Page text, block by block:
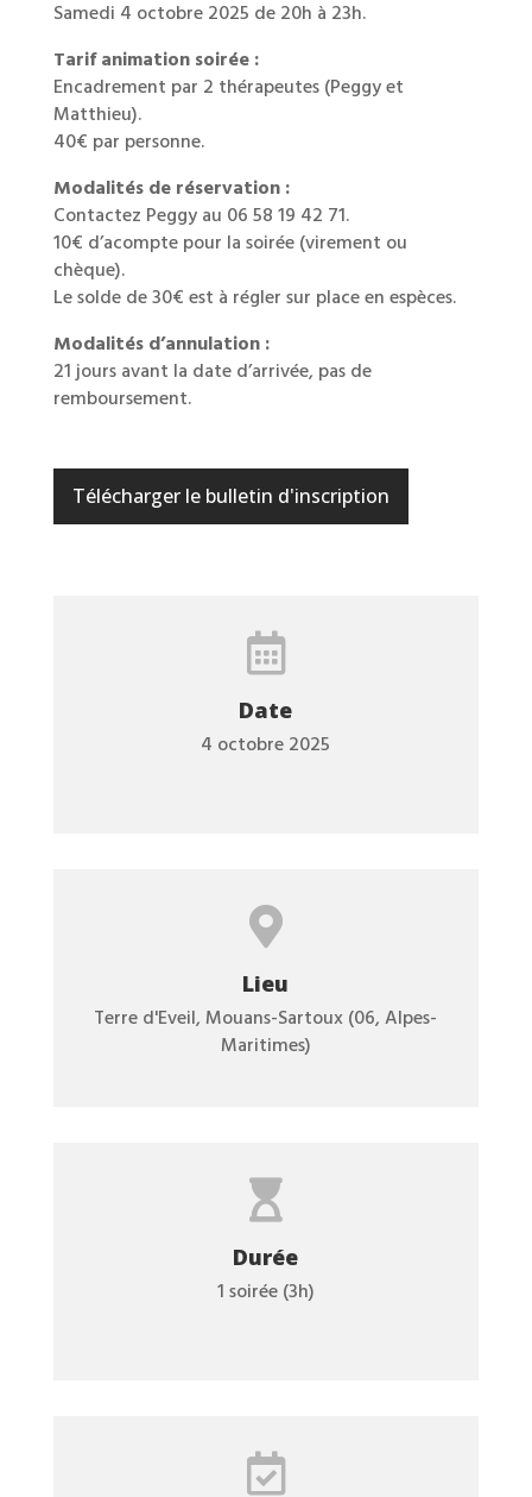
Samedi 4 octobre 2025 de 20h à 23h.
Tarif animation soirée :
Encadrement par 2 thérapeutes (Peggy et
Matthieu).
40€ par personne.
Modalités de réservation :
Contactez Peggy au 06 58 19 42 71.
10€ d’acompte pour la soirée (virement ou
chèque).
Le solde de 30€ est à régler sur place en espèces.
Modalités d’annulation :
21 jours avant la date d’arrivée, pas de
remboursement.
Télécharger le bulletin d'inscription

Date
4 octobre 2025

Lieu
Terre d'Eveil, Mouans-Sartoux (06, Alpes-
Maritimes)

Durée
1 soirée (3h)
